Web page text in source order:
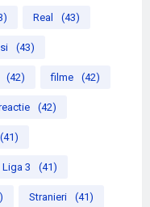
Real (43)
(43)
(42) filme (42)
(42)
(41)
Liga 3 (41)
Stranieri (41)